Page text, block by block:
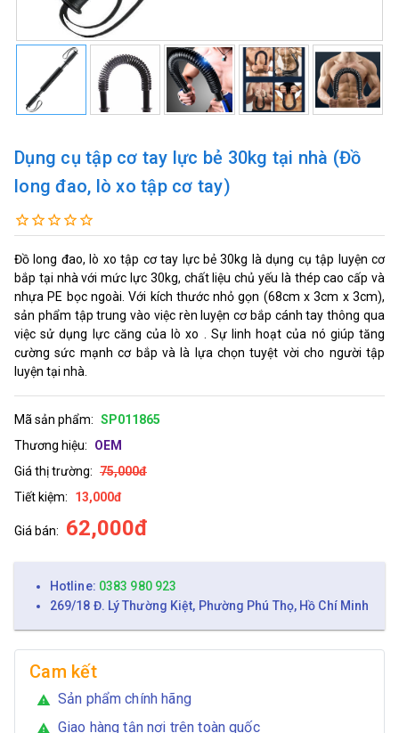
Dụng cụ tập cơ tay lực bẻ 30kg tại nhà (Đồ
long đao, lò xo tập cơ tay)
Đồ long đao, lò xo tập cơ tay lực bẻ 30kg là dụng cụ tập luyện cơ
bắp tại nhà với mức lực 30kg, chất liệu chủ yếu là thép cao cấp và
nhựa PE bọc ngoài. Với kích thước nhỏ gọn (68cm x 3cm x 3cm),
sản phẩm tập trung vào việc rèn luyện cơ bắp cánh tay thông qua
việc sử dụng lực căng của lò xo . Sự linh hoạt của nó giúp tăng
cường sức mạnh cơ bắp và là lựa chọn tuyệt vời cho người tập
luyện tại nhà.
Mã sản phẩm: SP011865
Thương hiệu:
OEM
Giá thị trường: 75,000đ
Tiết kiệm:
13,000đ
Giá bán: 62,000đ
Hotline: 0383 980 923
269/18 Đ. Lý Thường Kiệt, Phường Phú Thọ, Hồ Chí Minh
Cam kết
warning Sản phẩm chính hãng
warning Giao hàng tận nơi trên toàn quốc